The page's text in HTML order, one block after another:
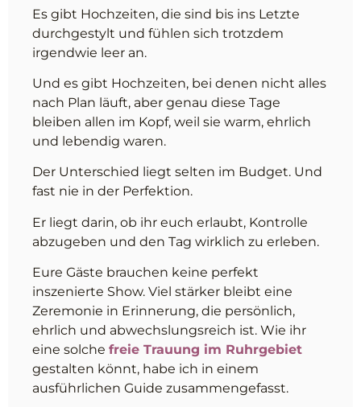
Es gibt Hochzeiten, die sind bis ins Letzte
durchgestylt und fühlen sich trotzdem
irgendwie leer an.
Und es gibt Hochzeiten, bei denen nicht alles
nach Plan läuft, aber genau diese Tage
bleiben allen im Kopf, weil sie warm, ehrlich
und lebendig waren.
Der Unterschied liegt selten im Budget. Und
fast nie in der Perfektion.
Er liegt darin, ob ihr euch erlaubt, Kontrolle
abzugeben und den Tag wirklich zu erleben.
Eure Gäste brauchen keine perfekt
inszenierte Show. Viel stärker bleibt eine
Zeremonie in Erinnerung, die persönlich,
ehrlich und abwechslungsreich ist. Wie ihr
eine solche freie Trauung im Ruhrgebiet
gestalten könnt, habe ich in einem
ausführlichen Guide zusammengefasst.